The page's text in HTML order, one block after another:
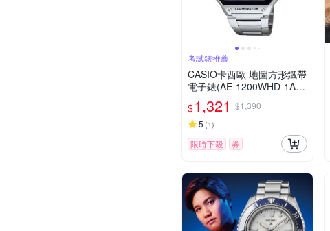
考試錶推薦
CASIO卡西歐 地圖方形鐵帶
電子錶(AE-1200WHD-1A) /
考試錶
$1,321 $1,390
5 (1)
限時下殺 券